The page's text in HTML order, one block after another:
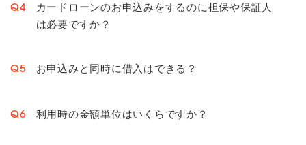
Q4
カードローンのお申込みをするのに担保や保証人
は必要ですか？
Q5 お申込みと同時に借入はできる？
Q6 利用時の金額単位はいくらですか？